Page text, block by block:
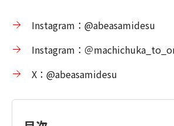
Instagram：@abeasamidesu
Instagram：＠
X：@abeasamidesu